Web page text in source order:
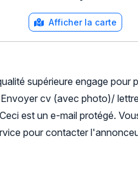
Afficher la carte
supérieure engage pour
cv (avec photo)/
est un e-mail protégé.
pour contacter